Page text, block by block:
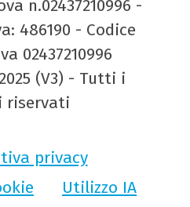
n.02437210996 -
486190 - Codice
02437210996
(V3) - Tutti i
privacy
Utilizzo IA